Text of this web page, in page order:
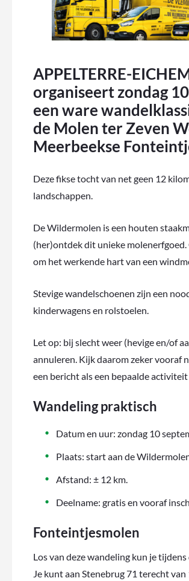
APPELTERRE-
organiseert zondag
een ware
de Molen ter Zeven
Meerbeekse
Deze fikse tocht van net geen 12
landschappen.
De Wildermolen is een houten
(her)ontdek dit unieke molenerfgoed.
om het werkende hart van een
Stevige wandelschoenen zijn een
kinderwagens en rolstoelen.
Let op: bij slecht weer (hevige en/of
annuleren. Kijk daarom zeker vooraf
een bericht als een bepaalde
Wandeling praktisch
Datum en uur: zondag 10
Plaats: start aan de
Afstand: ± 12 km.
Deelname: gratis en vooraf
Fonteintjesmolen
Los van deze wandeling kun je
Je kunt aan Stenebrug 71 terecht